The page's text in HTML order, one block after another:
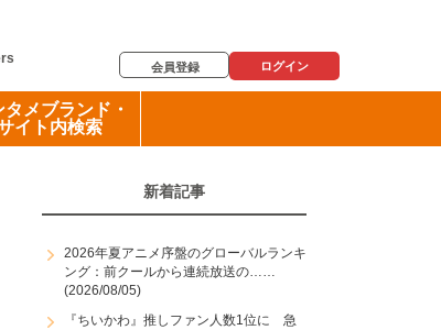
会員登録 ログイン
タメブランド・
イト内検索
新着記事
2026年夏アニメ序盤のグローバルランキ
ング：前クールから連続放送の……
(2026/08/05)
『ちいかわ』推しファン人数1位に 急